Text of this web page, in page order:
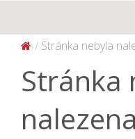
Stránka nebyla
Stránka
nalezena